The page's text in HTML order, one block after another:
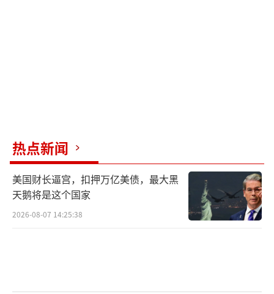
热点新闻
美国财长逼宫，扣押万亿美债，最大黑
天鹅将是这个国家
2026-08-07 14:25:38